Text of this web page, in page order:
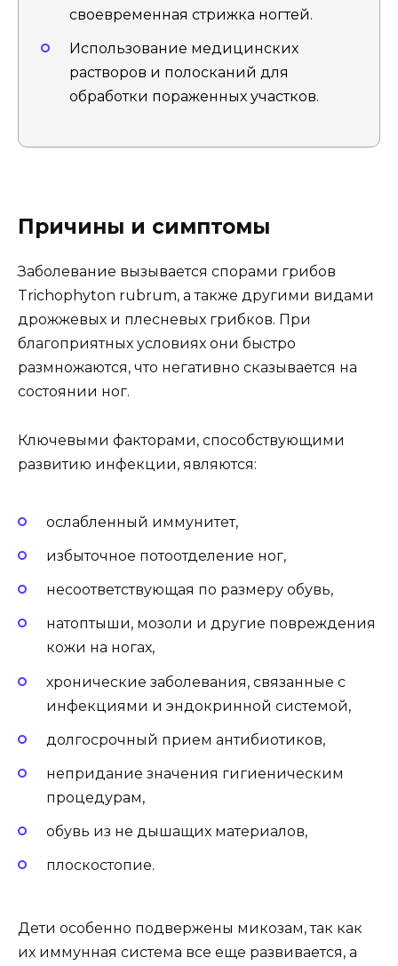
своевременная стрижка ногтей.
Использование медицинских
растворов и полосканий для
обработки пораженных участков.
Причины и симптомы
Заболевание вызывается спорами грибов
Trichophyton rubrum, а также другими видами
дрожжевых и плесневых грибков. При
благоприятных условиях они быстро
размножаются, что негативно сказывается на
состоянии ног.
Ключевыми факторами, способствующими
развитию инфекции, являются:
ослабленный иммунитет,
избыточное потоотделение ног,
несоответствующая по размеру обувь,
натоптыши, мозоли и другие повреждения
кожи на ногах,
хронические заболевания, связанные с
инфекциями и эндокринной системой,
долгосрочный прием антибиотиков,
непридание значения гигиеническим
процедурам,
обувь из не дышащих материалов,
плоскостопие.
Дети особенно подвержены микозам, так как
их иммунная система все еще развивается, а